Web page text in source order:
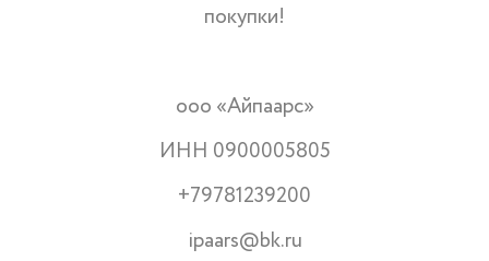
покупки!
ооо «Айпаарс»
ИНН 0900005805
+79781239200
ipaars@bk.ru